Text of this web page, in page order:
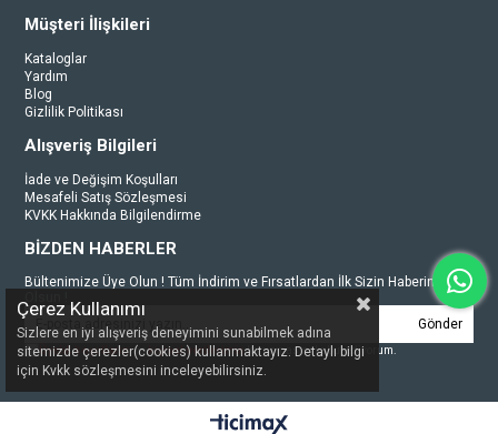
Müşteri İlişkileri
Kataloglar
Yardım
Blog
Gizlilik Politikası
Alışveriş Bilgileri
İade ve Değişim Koşulları
Mesafeli Satış Sözleşmesi
KVKK Hakkında Bilgilendirme
BİZDEN HABERLER
Bültenimize Üye Olun ! Tüm İndirim ve Fırsatlardan İlk Sizin Haberiniz
Gönder
Üyelik koşullarınıvekişisel verileriminkorunmasını kabul ediyorum.
Çerez Kullanımı
Sizlere en iyi alışveriş deneyimini sunabilmek adına
sitemizde çerezler(cookies) kullanmaktayız. Detaylı bilgi
için Kvkk sözleşmesini inceleyebilirsiniz.